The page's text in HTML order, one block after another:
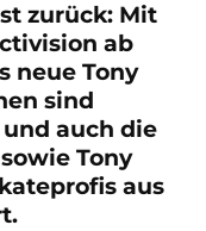
zurück: Mit
ab
neue Tony
sind
auch die
Tony
aus